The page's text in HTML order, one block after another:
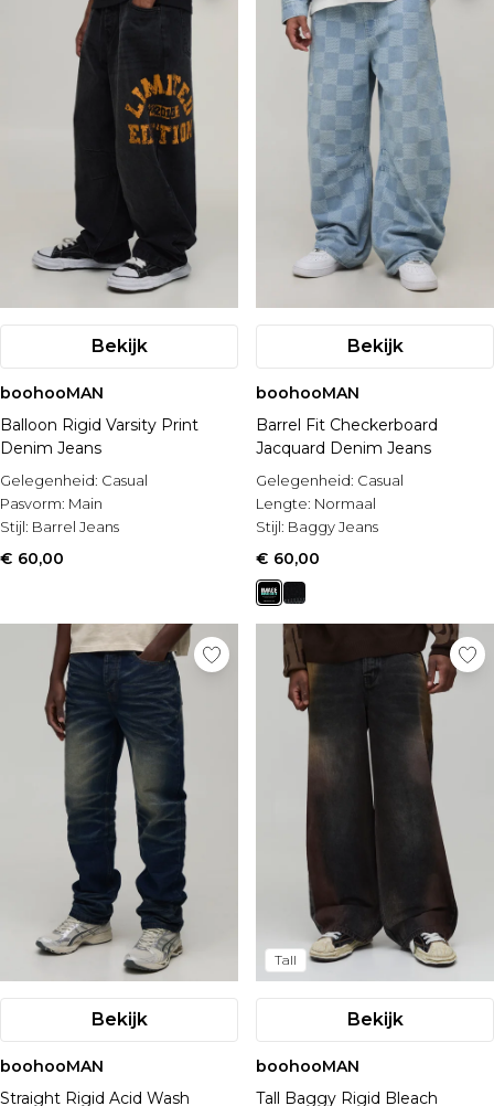
Bekijk
boohooMAN
Balloon Rigid Varsity Print
Denim Jeans
Gelegenheid: Casual
Pasvorm: Main
Stijl: Barrel Jeans
€ 60,00
Bekijk
boohooMAN
Barrel Fit Checkerboard
Jacquard Denim Jeans
Gelegenheid: Casual
Lengte: Normaal
Stijl: Baggy Jeans
€ 60,00
Bekijk
boohooMAN
Straight Rigid Acid Wash
Tall
Bekijk
boohooMAN
Tall Baggy Rigid Bleach